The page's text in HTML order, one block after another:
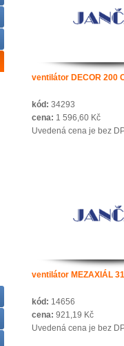
ventilátor DECOR 200
kód: 34293
cena: 1 596,60 Kč
Uvedená cena je bez
ventilátor MEZAXIÁL
kód: 14656
cena: 921,19 Kč
Uvedená cena je bez